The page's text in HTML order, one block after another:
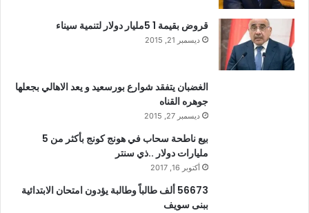
قروض بقيمة 1 5مليار دولار لتنمية سيناء
ديسمبر 21, 2015
الغضبان يتفقد شوارع بورسعيد و يعد الاهالي بجعلها
جوهره القناه
ديسمبر 27, 2015
بيع ناطحة سحاب في هونج كونج بأكثر من 5
مليارات دولار ..ذي سنتر
أكتوبر 16, 2017
56673 ألف طالباً وطالبة يؤدون امتحان الابتدائية
ببنى سويف